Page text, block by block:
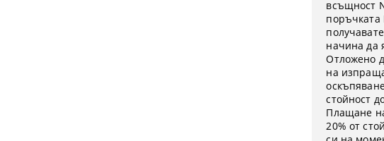
всъщност
поръчката
начина да
Отложено
на
стойност
Плащане
20% от